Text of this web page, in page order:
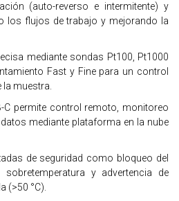
(auto-reverso e intermitente) y
los flujos de trabajo y mejorando la
mediante sondas Pt100, Pt1000
Fast y Fine para un control
muestra.
C permite control remoto, monitoreo
mediante plataforma en la nube
de seguridad como bloqueo del
y advertencia de
(>50 °C).